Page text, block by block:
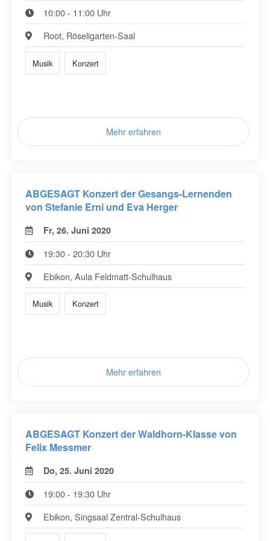
10:00 - 11:00 Uhr
Root, Röseligarten-Saal
Musik Konzert
Mehr erfahren
ABGESAGT Konzert der Gesangs-Lernenden
von Stefanie Erni und Eva Herger
Fr, 26. Juni 2020
19:30 - 20:30 Uhr
Ebikon, Aula Feldmatt-Schulhaus
Musik Konzert
Mehr erfahren
ABGESAGT Konzert der Waldhorn-Klasse von
Felix Messmer
Do, 25. Juni 2020
19:00 - 19:30 Uhr
Ebikon, Singsaal Zentral-Schulhaus